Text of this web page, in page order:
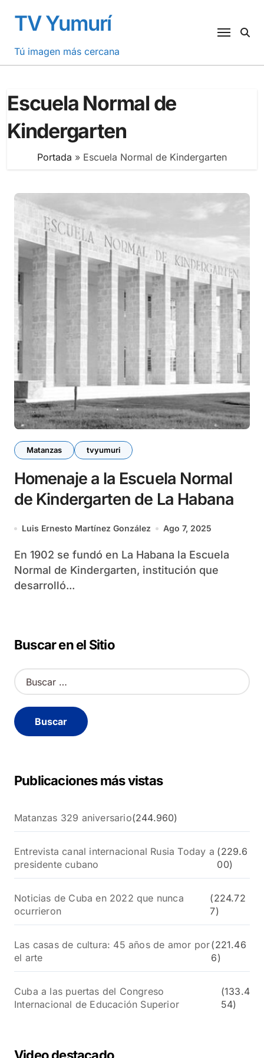
contenido
TV Yumurí
Tú imagen más cercana
Escuela Normal de
Kindergarten
Portada » Escuela Normal de Kindergarten
Matanzas tvyumuri
Homenaje a la Escuela Normal
de Kindergarten de La Habana
Luis Ernesto Martínez González Ago 7, 2025
En 1902 se fundó en La Habana la Escuela
Normal de Kindergarten, institución que
desarrolló...
Buscar en el Sitio
B
u
c
a
Publicaciones más vistas
Matanzas 329 aniversario(244.960)
Entrevista canal internacional Rusia Today a
presidente cubano
(229.6
00)
Noticias de Cuba en 2022 que nunca
ocurrieron
(224.72
7)
Las casas de cultura: 45 años de amor por
el arte
(221.46
6)
Cuba a las puertas del Congreso
Internacional de Educación Superior
(133.4
54)